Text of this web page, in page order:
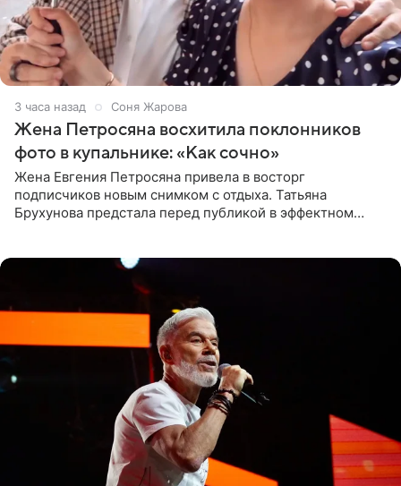
3 часа назад Соня Жарова
Жена Петросяна восхитила поклонников
фото в купальнике: «Как сочно»
Жена Евгения Петросяна привела в восторг
подписчиков новым снимком с отдыха. Татьяна
Брухунова предстала перед публикой в эффектном